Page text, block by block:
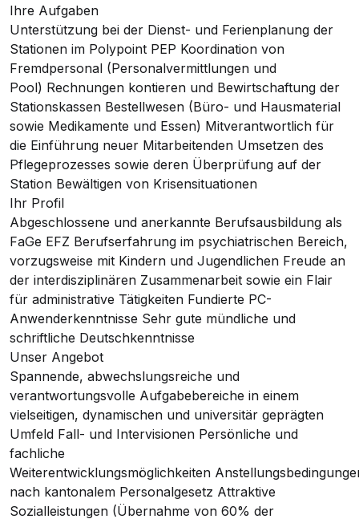
Ihre Aufgaben
Unterstützung bei der Dienst- und Ferienplanung der
Stationen im Polypoint PEP Koordination von
Fremdpersonal (Personalvermittlungen und
Pool) Rechnungen kontieren und Bewirtschaftung der
Stationskassen Bestellwesen (Büro- und Hausmaterial
sowie Medikamente und Essen) Mitverantwortlich für
die Einführung neuer Mitarbeitenden Umsetzen des
Pflegeprozesses sowie deren Überprüfung auf der
Station Bewältigen von Krisensituationen
Ihr Profil
Abgeschlossene und anerkannte Berufsausbildung als
FaGe EFZ Berufserfahrung im psychiatrischen Bereich,
vorzugsweise mit Kindern und Jugendlichen Freude an
der interdisziplinären Zusammenarbeit sowie ein Flair
für administrative Tätigkeiten Fundierte PC-
Anwenderkenntnisse Sehr gute mündliche und
schriftliche Deutschkenntnisse
Unser Angebot
Spannende, abwechslungsreiche und
verantwortungsvolle Aufgabebereiche in einem
vielseitigen, dynamischen und universitär geprägten
Umfeld Fall- und Intervisionen Persönliche und
fachliche
Weiterentwicklungsmöglichkeiten
nach kantonalem Personalgesetz Attraktive
Sozialleistungen (Übernahme von 60% der